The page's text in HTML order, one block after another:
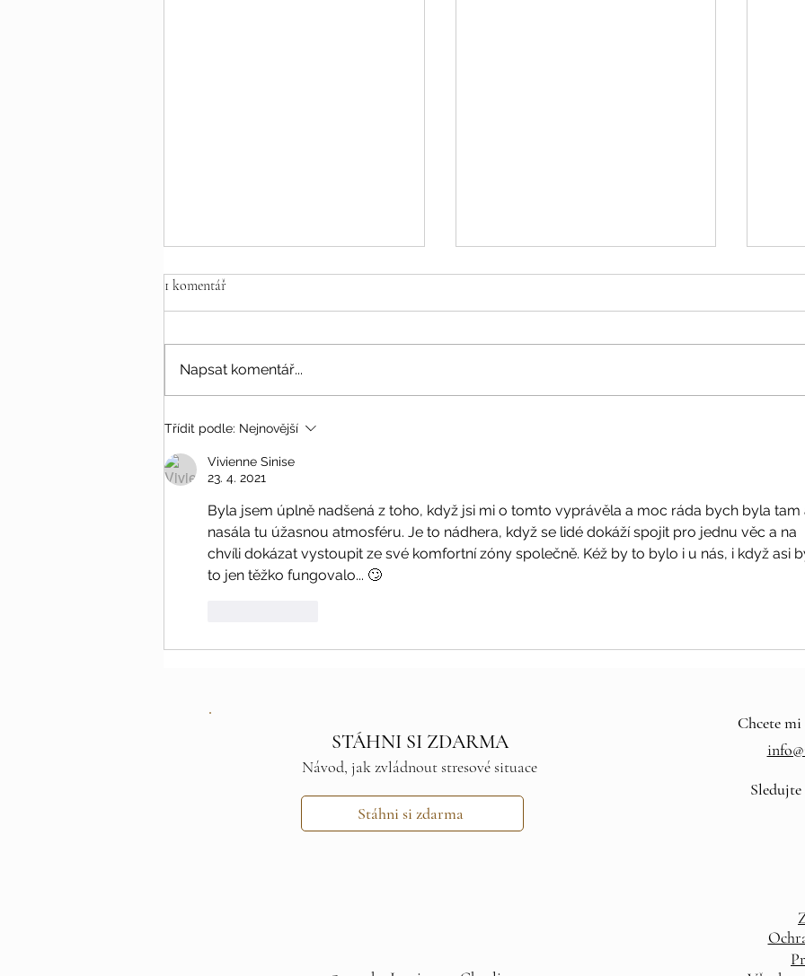
Bali v době pandemie
1 komentář
Napsat komentář...
Třídit podle: Nejnovější
Vivienne Sinise
23. 4. 2021
Byla jsem úplně nadšená z toho, když jsi mi o tomto vyprávěla a moc ráda bych byla tam
nasála tu úžasnou atmosféru. Je to nádhera, když se lidé dokáží spojit pro jednu věc a na
chvíli dokázat vystoupit ze své komfortní zóny společně. Kéž by to bylo i u nás, i když asi
to jen těžko fungovalo... 🙄
STÁHNI SI ZDARMA
Návod, jak zvládnout stresové situace
Stáhni si zdarma
Chcete